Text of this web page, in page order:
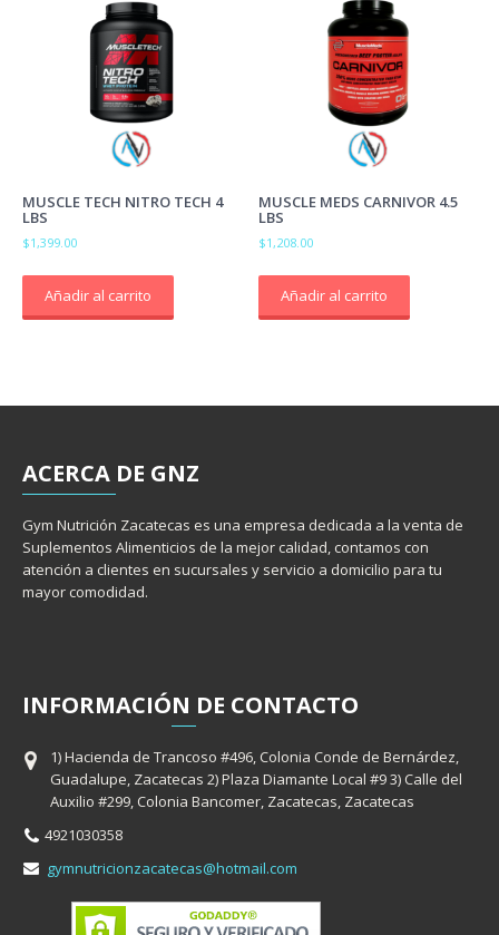
MUSCLE TECH NITRO TECH 4
LBS
$1,399.00
Añadir al carrito
MUSCLE MEDS CARNIVOR 4.5
LBS
$1,208.00
Añadir al carrito
ACERCA DE GNZ
Gym Nutrición Zacatecas es una empresa dedicada a la venta de
Suplementos Alimenticios de la mejor calidad, contamos con
atención a clientes en sucursales y servicio a domicilio para tu
mayor comodidad.
INFORMACIÓN DE CONTACTO
1) Hacienda de Trancoso #496, Colonia Conde de Bernárdez,
Guadalupe, Zacatecas 2) Plaza Diamante Local #9 3) Calle del
Auxilio #299, Colonia Bancomer, Zacatecas, Zacatecas
4921030358
gymnutricionzacatecas@hotmail.com